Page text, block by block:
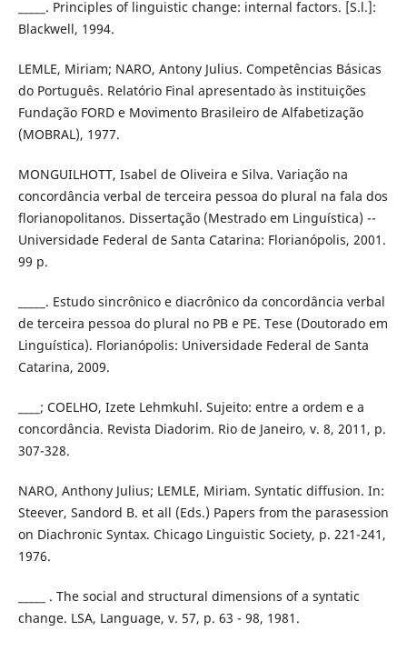
_____. Principles of linguistic change: internal factors. [S.l.]:
Blackwell, 1994.
LEMLE, Miriam; NARO, Antony Julius. Competências Básicas
do Português. Relatório Final apresentado às instituições
Fundação FORD e Movimento Brasileiro de Alfabetização
(MOBRAL), 1977.
MONGUILHOTT, Isabel de Oliveira e Silva. Variação na
concordância verbal de terceira pessoa do plural na fala dos
florianopolitanos. Dissertação (Mestrado em Linguística) --
Universidade Federal de Santa Catarina: Florianópolis, 2001.
99 p.
_____. Estudo sincrônico e diacrônico da concordância verbal
de terceira pessoa do plural no PB e PE. Tese (Doutorado em
Linguística). Florianópolis: Universidade Federal de Santa
Catarina, 2009.
____; COELHO, Izete Lehmkuhl. Sujeito: entre a ordem e a
concordância. Revista Diadorim. Rio de Janeiro, v. 8, 2011, p.
307-328.
NARO, Anthony Julius; LEMLE, Miriam. Syntatic diffusion. In:
Steever, Sandord B. et all (Eds.) Papers from the parasession
on Diachronic Syntax. Chicago Linguistic Society, p. 221-241,
1976.
_____ . The social and structural dimensions of a syntatic
change. LSA, Language, v. 57, p. 63 - 98, 1981.